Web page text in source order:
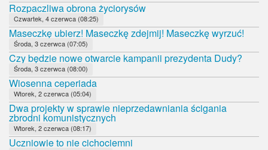
Rozpaczliwa obrona życiorysów
Czwartek, 4 czerwca (08:25)
Maseczkę ubierz! Maseczkę zdejmij! Maseczkę wyrzuć!
Środa, 3 czerwca (07:05)
Czy będzie nowe otwarcie kampanii prezydenta Dudy?
Środa, 3 czerwca (08:00)
Wiosenna ceperiada
Wtorek, 2 czerwca (05:04)
Dwa projekty w sprawie nieprzedawniania ścigania
zbrodni komunistycznych
Wtorek, 2 czerwca (08:17)
Uczniowie to nie cichociemni